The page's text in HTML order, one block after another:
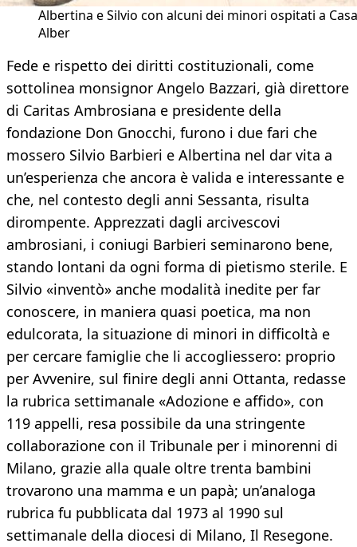
Albertina e Silvio con alcuni dei minori ospitati a Casa
Alber
Fede e rispetto dei diritti costituzionali, come
sottolinea monsignor Angelo Bazzari, già direttore
di Caritas Ambrosiana e presidente della
fondazione Don Gnocchi, furono i due fari che
mossero Silvio Barbieri e Albertina nel dar vita a
un’esperienza che ancora è valida e interessante e
che, nel contesto degli anni Sessanta, risulta
dirompente. Apprezzati dagli arcivescovi
ambrosiani, i coniugi Barbieri seminarono bene,
stando lontani da ogni forma di pietismo sterile. E
Silvio «inventò» anche modalità inedite per far
conoscere, in maniera quasi poetica, ma non
edulcorata, la situazione di minori in difficoltà e
per cercare famiglie che li accogliessero: proprio
per Avvenire, sul finire degli anni Ottanta, redasse
la rubrica settimanale «Adozione e affido», con
119 appelli, resa possibile da una stringente
collaborazione con il Tribunale per i minorenni di
Milano, grazie alla quale oltre trenta bambini
trovarono una mamma e un papà; un’analoga
rubrica fu pubblicata dal 1973 al 1990 sul
settimanale della diocesi di Milano, Il Resegone.